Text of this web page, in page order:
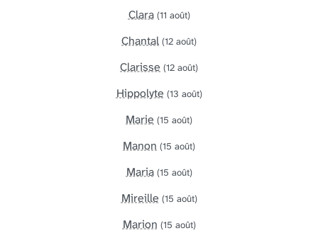
Clara (11 août)
Chantal (12 août)
Clarisse (12 août)
Hippolyte (13 août)
Marie (15 août)
Manon (15 août)
Maria (15 août)
Mireille (15 août)
Marion (15 août)